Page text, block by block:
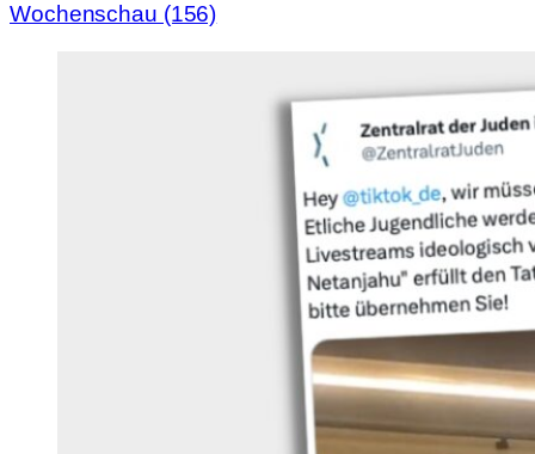
Wochenschau (156)